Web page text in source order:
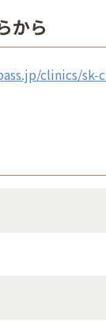
から
clinics/sk-